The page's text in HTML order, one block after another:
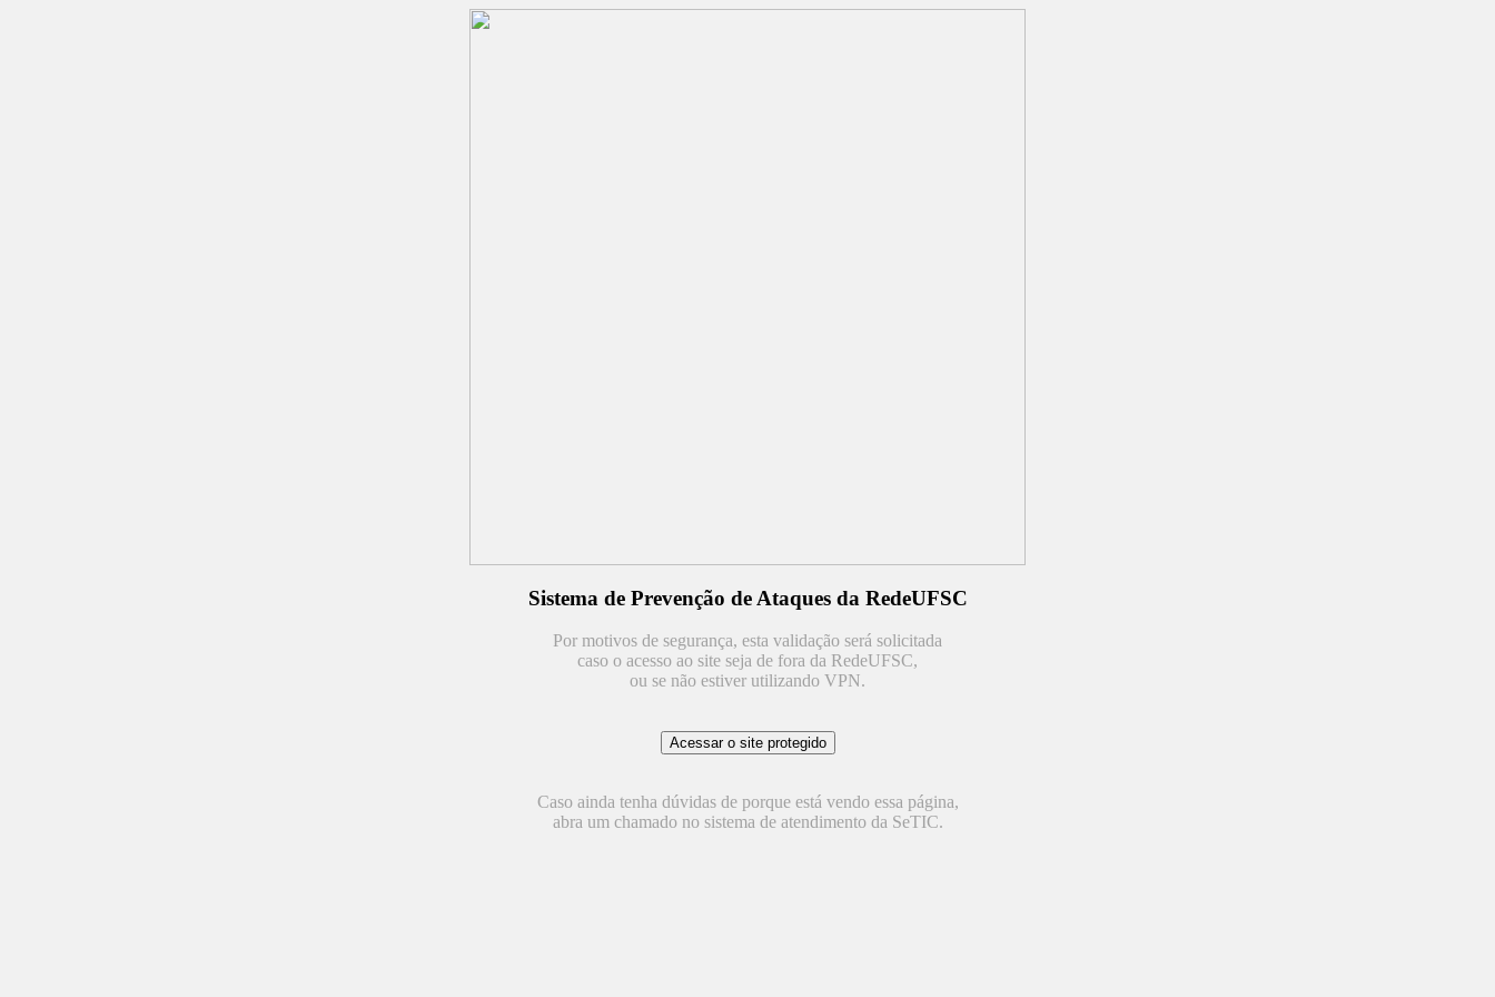
Sistema de Prevenção de Ataques da RedeUFSC
Por motivos de segurança, esta validação será solicitada
caso o acesso ao site seja de fora da RedeUFSC,
ou se não estiver utilizando VPN.
Caso ainda tenha dúvidas de porque está vendo essa página,
abra um chamado no sistema de atendimento da SeTIC.